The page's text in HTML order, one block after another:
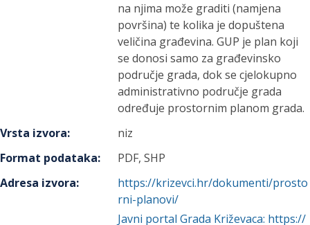
na njima može graditi (namjena
površina) te kolika je dopuštena
veličina građevina. GUP je plan koji
se donosi samo za građevinsko
područje grada, dok se cjelokupno
administrativno područje grada
određuje prostornim planom grada.
Vrsta izvora:
niz
Format podataka:
PDF, SHP
Adresa izvora:
https://krizevci.hr/dokumenti/prosto
rni-planovi/
Javni portal Grada Križevaca: https://